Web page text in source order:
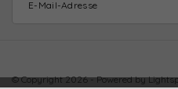
© Copyright 2026 - Powered by